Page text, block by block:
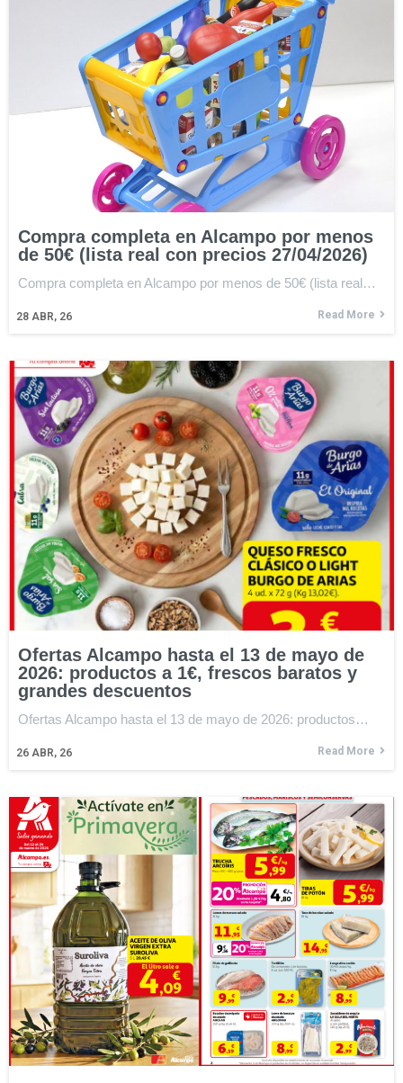
Compra completa en Alcampo por menos
de 50€ (lista real con precios 27/04/2026)
28 ABR, 26
Compra completa en Alcampo por menos de 50€ (lista real…
Read More
Ofertas Alcampo hasta el 13 de mayo de
2026: productos a 1€, frescos baratos y
grandes descuentos
26 ABR, 26
Ofertas Alcampo hasta el 13 de mayo de 2026: productos…
Read More